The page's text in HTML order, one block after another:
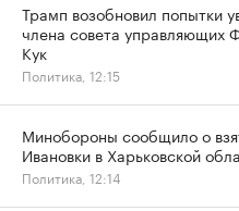
Трамп возобновил попытки
члена совета управляющих
Кук
Политика, 12:15
Минобороны сообщило о
Ивановки в Харьковской
Политика, 12:14